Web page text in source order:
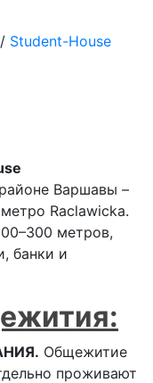
/ Student-House
Варшавы –
Raclawicka.
метров,
банки и
Общежитие
проживают